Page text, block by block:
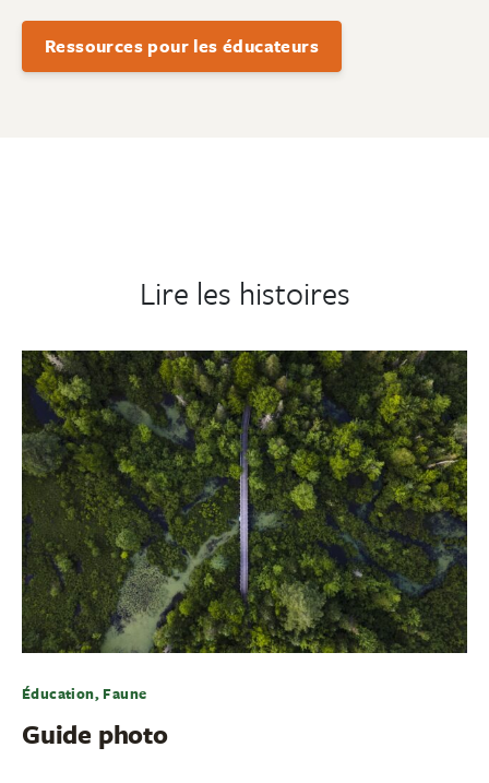
Ressources pour les éducateurs
Lire les histoires
Éducation, Faune
Guide photo